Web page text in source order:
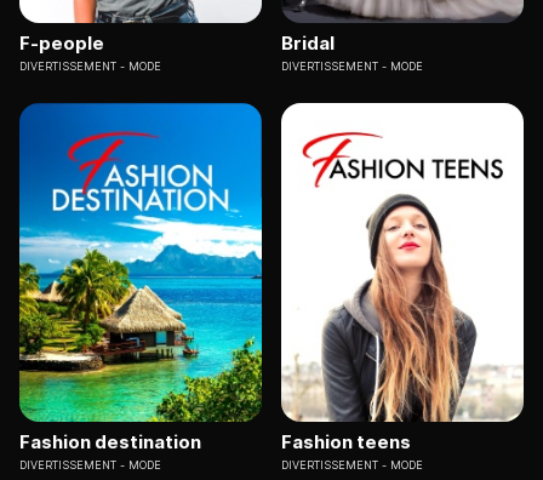
F-people
DIVERTISSEMENT MODE
Bridal
DIVERTISSEMENT MODE
Fashion destination
DIVERTISSEMENT MODE
Fashion teens
DIVERTISSEMENT MODE